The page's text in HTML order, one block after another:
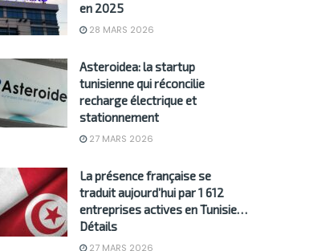
en 2025
28 MARS 2026
Asteroidea: la startup
tunisienne qui réconcilie
recharge électrique et
stationnement
27 MARS 2026
La présence française se
traduit aujourd’hui par 1 612
entreprises actives en Tunisie…
Détails
27 MARS 2026